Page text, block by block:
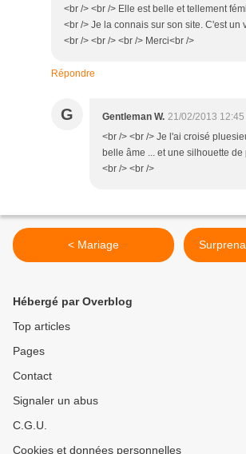
<br /> <br /> Elle est belle et tellement
<br /> Je la connais sur son site. C'est un
<br /> <br /> <br /> Merci<br />
Répondre
G Gentleman W. 21/02/2013 12:45
<br /> <br /> Je l'ai croisé
belle âme ... et une silhouette de
<br /> <br />
< Mariage
Hébergé par Overblog
Top articles
Pages
Contact
Signaler un abus
C.G.U.
Cookies et données personnelles